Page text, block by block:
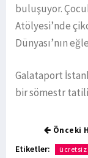
buluşuyor.
Atölyesi’nde
Dünyası’nın
Galataport
bir sömestr
Önceki
Etiketler: